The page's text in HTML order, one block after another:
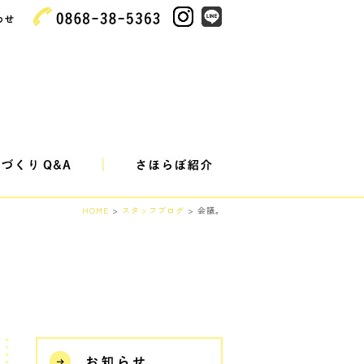
HOME > スタッフブログ > 会議。